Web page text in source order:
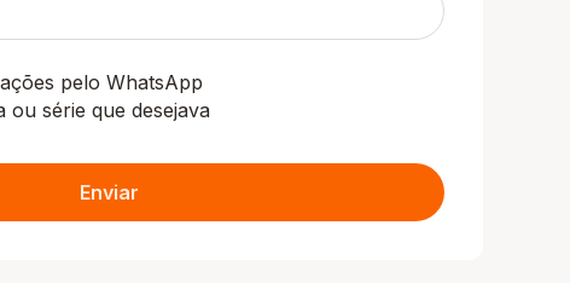
pelo WhatsApp
ou série que desejava
Enviar